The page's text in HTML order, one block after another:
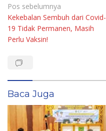
Navigasi
pos
Pos sebelumnya
Kekebalan Sembuh dari Covid-
19 Tidak Permanen, Masih
Perlu Vaksin!
Baca Juga